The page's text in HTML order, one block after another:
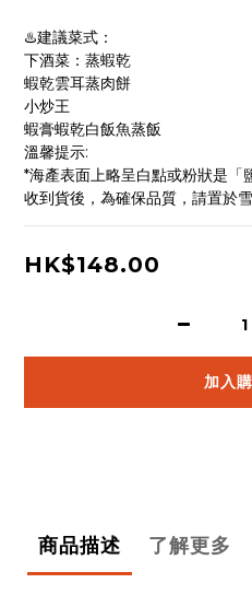
♨️建議菜式：
下酒菜：蒸蝦乾
蝦乾雲耳蒸肉餅
小炒王
蝦膏蝦乾白飯魚蒸飯
溫馨提示:
*海產表面上略呈白點或粉狀是「
收到貨後，為確保品質，請置於
HK$148.00
加入
商品描述 了解更多